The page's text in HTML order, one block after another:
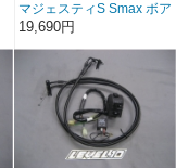
マジェスティS Smax ボア
アップ車用セッティング
キット
19,690円